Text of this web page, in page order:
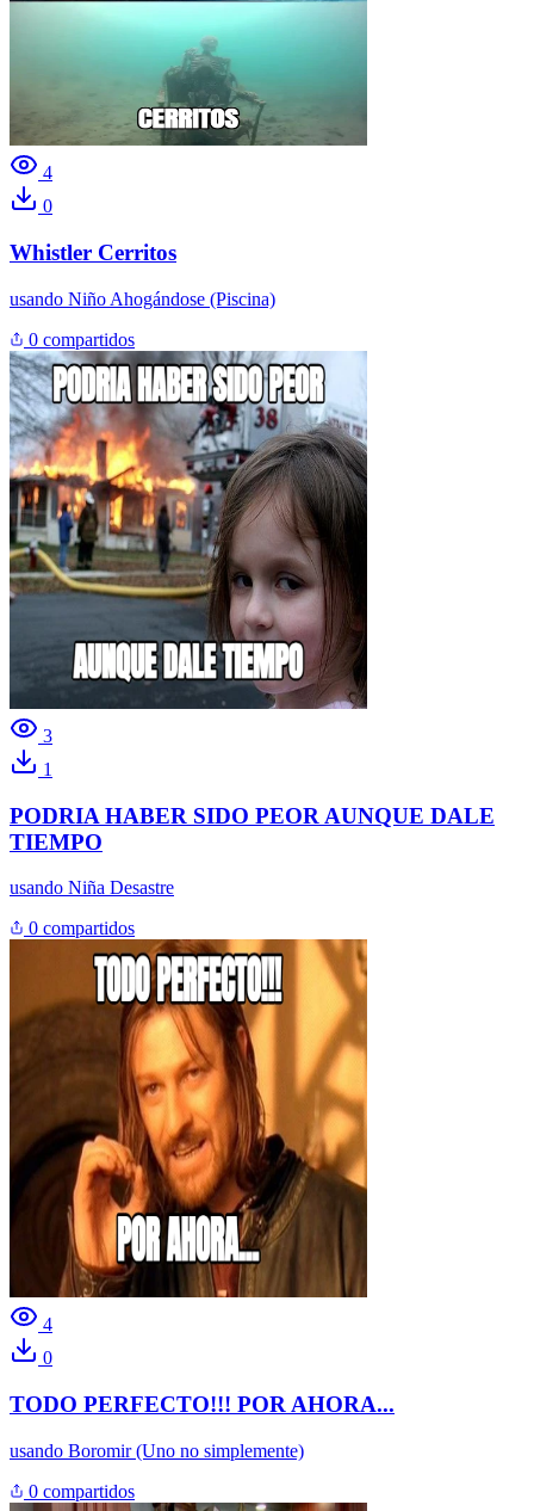
4
0
Whistler Cerritos
usando Niño Ahogándose (Piscina)
0 compartidos
3
1
PODRIA HABER SIDO PEOR AUNQUE DALE
TIEMPO
usando Niña Desastre
0 compartidos
4
0
TODO PERFECTO!!! POR AHORA...
usando Boromir (Uno no simplemente)
0 compartidos